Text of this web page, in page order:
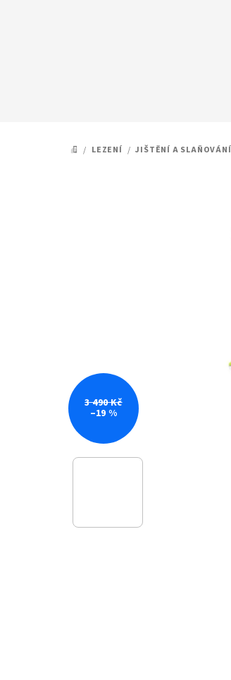
DOMŮ
/ LEZENÍ / JIŠTĚNÍ A SLAŇOVÁNÍ
3 490 Kč
–19 %